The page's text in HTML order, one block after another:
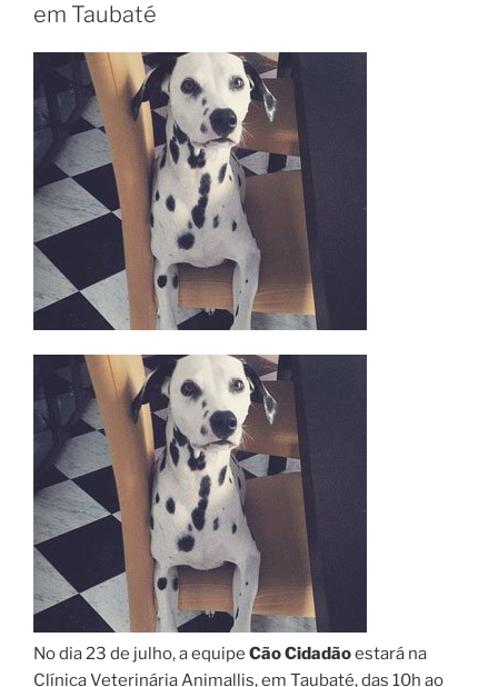
em Taubaté
No dia 23 de julho, a equipe Cão Cidadãoestará na
Clínica Veterinária Animallis, em Taubaté, das 10h ao